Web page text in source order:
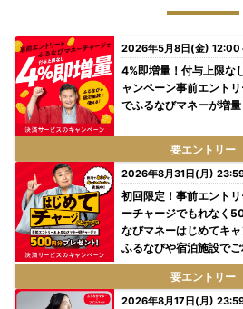
2026年5月8日(金) 12:00
4%即増量！付与上限な
ャンペーン事前エント
でふるなびマネーが増量
要エントリー
2026年8月31日(月)
初回限定！事前エント
ーチャージでもれなく
なびマネーはじめてキ
ふるなびや宿泊施設でご
要エントリー
2026年8月17日(月)